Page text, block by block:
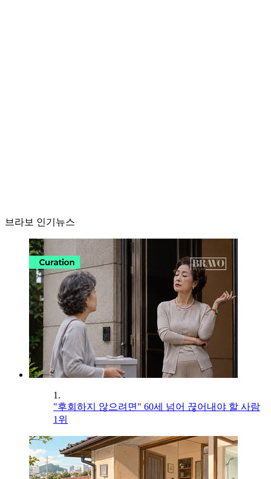
브라보 인기뉴스
1.
"후회하지 않으려면" 60세 넘어 끊어내야 할 사람
1위